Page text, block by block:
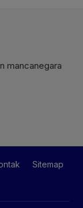
mancanegara
Sitemap